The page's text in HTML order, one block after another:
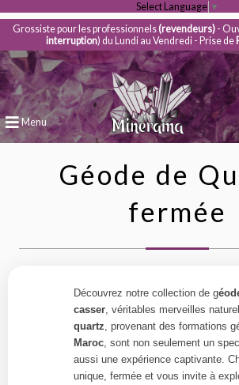
Select Language ▼
Grossiste pour les professionnels(revendeurs)-
interruption) du Lundi au Vendredi - Prise de
Menu
Géode de
fermée
Découvrez notre collection de g
casser , véritables merveilles
quartz , provenant des formations
Maroc , sont non seulement un
aussi une expérience captivante.
unique, fermée et vous invite à